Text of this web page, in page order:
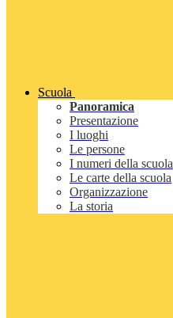
Scuola
Panoramica
Presentazione
I luoghi
Le persone
I numeri della scuola
Le carte della scuola
Organizzazione
La storia